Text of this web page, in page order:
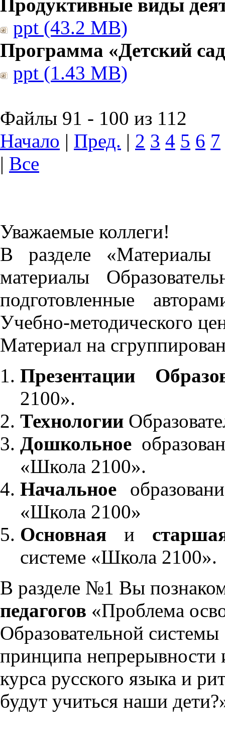
Продуктивные виды
ppt (43.2 MB)
Программа «Детский
ppt (1.43 MB)
Файлы 91 - 100 из 112
Начало | Пред. | 2 3 4 5 6 7
| Все
Уважаемые коллеги!
В разделе «Материалы
материалы
подготовленные
Учебно-методического
Материал на
Презентации
2100».
Технологии
Дошкольное
«Школа 2100».
Начальное
«Школа 2100»
Основнаяи
системе «Школа 2100».
В разделе №1 Вы
педагогов «Проблема
Образовательной
принципа непрерывности
курса русского языка и
будут учиться наши